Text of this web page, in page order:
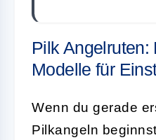
Pilk Angelruten:
Modelle für
Wenn du gerade
Pilkangeln